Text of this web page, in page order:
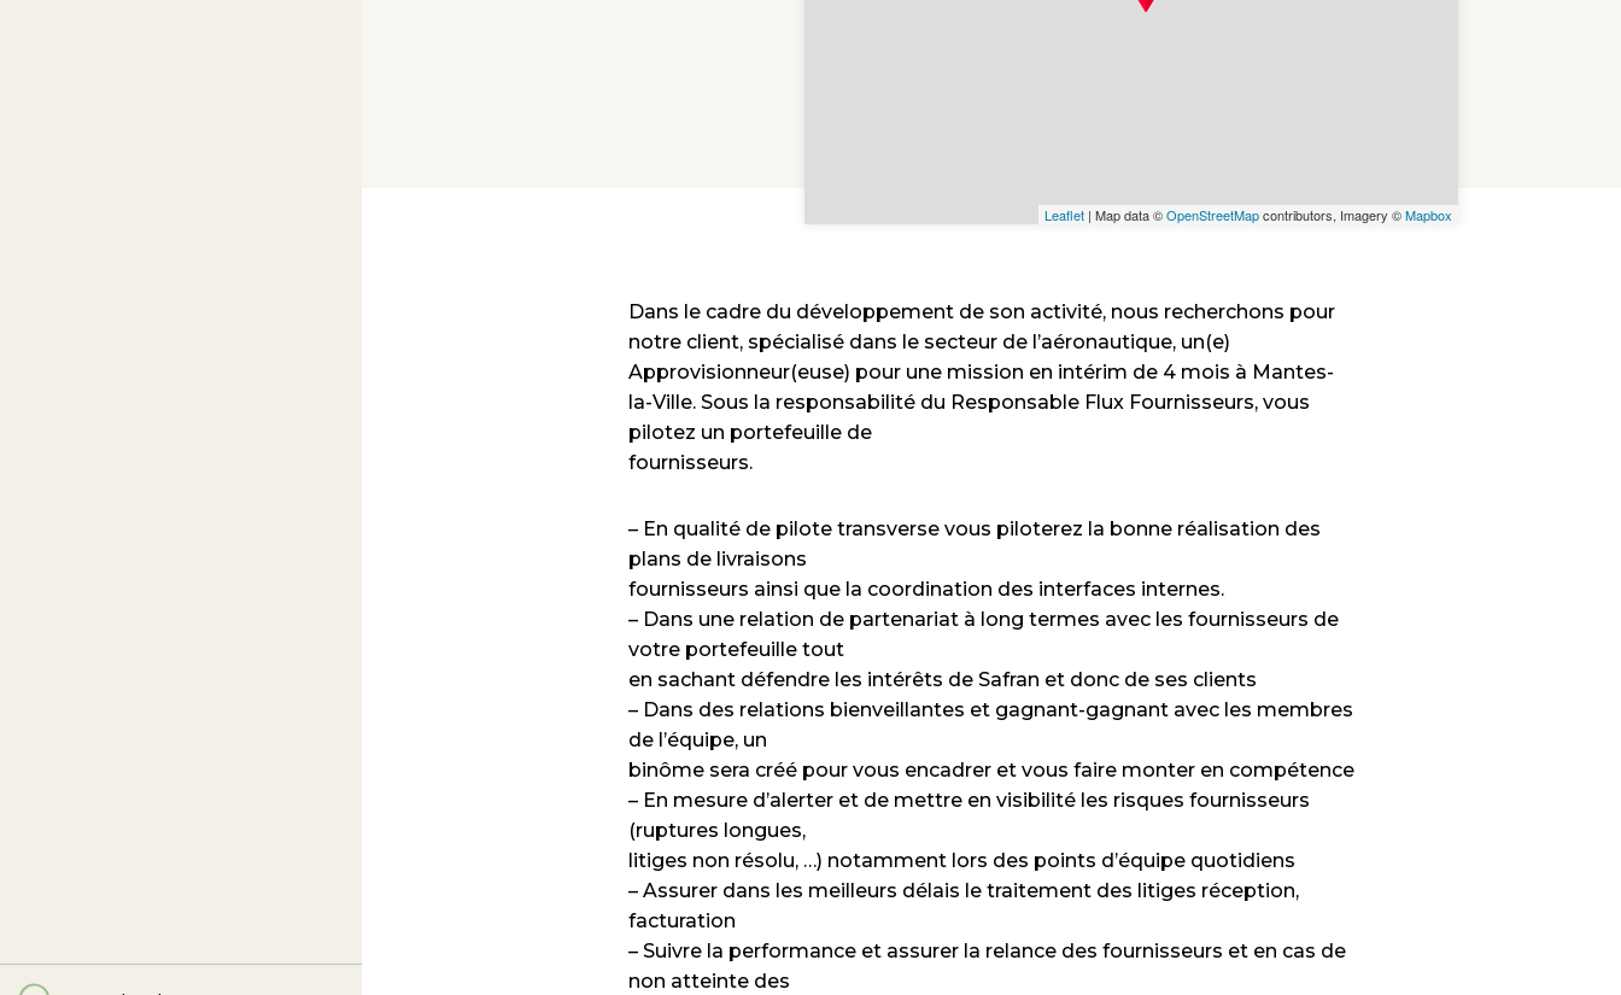
Leaflet | Map data ©OpenStreetMapcontributors, Imagery ©Mapbox
Dans le cadre du développement de son activité, nous recherchons pour
notre client, spécialisé dans le secteur de l’aéronautique, un(e)
Approvisionneur(euse) pour une mission en intérim de 4 mois à Mantes-
la-Ville. Sous la responsabilité du Responsable Flux Fournisseurs, vous
pilotez un portefeuille de
fournisseurs.
– En qualité de pilote transverse vous piloterez la bonne réalisation des
plans de livraisons
fournisseurs ainsi que la coordination des interfaces internes.
– Dans une relation de partenariat à long termes avec les fournisseurs de
votre portefeuille tout
en sachant défendre les intérêts de Safran et donc de ses clients
– Dans des relations bienveillantes et gagnant-gagnant avec les membres
de l’équipe, un
binôme sera créé pour vous encadrer et vous faire monter en compétence
– En mesure d’alerter et de mettre en visibilité les risques fournisseurs
(ruptures longues,
litiges non résolu, …) notamment lors des points d’équipe quotidiens
– Assurer dans les meilleurs délais le traitement des litiges réception,
facturation
– Suivre la performance et assurer la relance des fournisseurs et en cas de
non atteinte des